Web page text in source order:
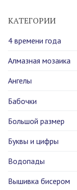
КАТЕГОРИИ
4 времени года
Алмазная мозаика
Ангелы
Бабочки
Большой размер
Буквы и цифры
Водопады
Вышивка бисером